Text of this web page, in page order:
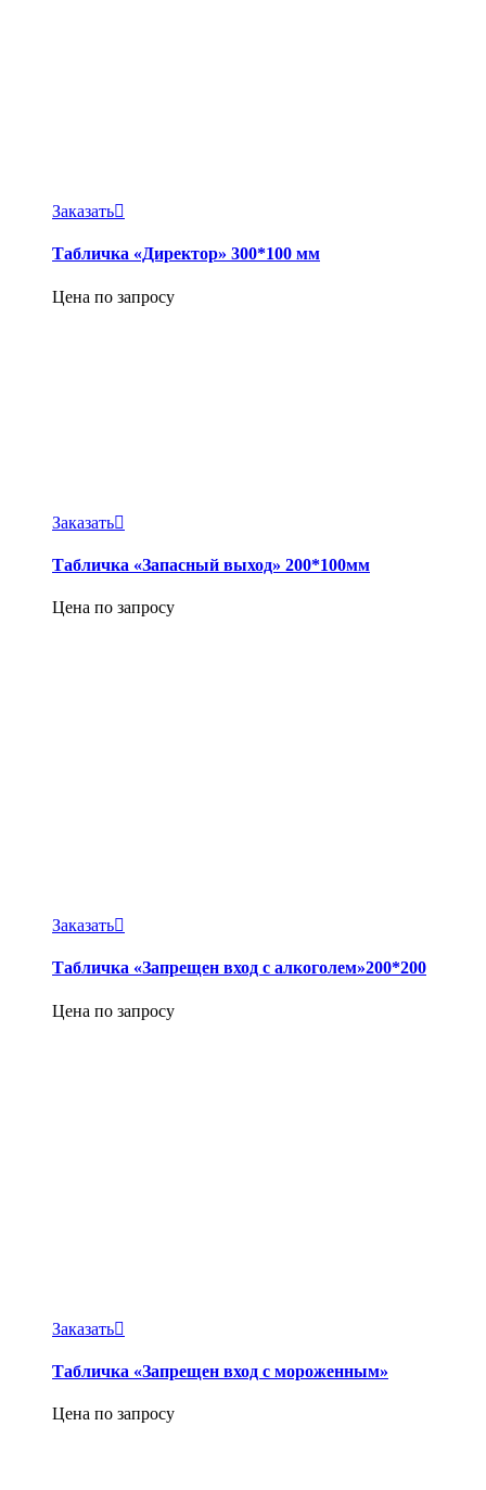
Заказать
Табличка «Директор» 300*100 мм
Цена по запросу
Заказать
Табличка «Запасный выход» 200*100мм
Цена по запросу
Заказать
Табличка «Запрещен вход с алкоголем»200*200
Цена по запросу
Заказать
Табличка «Запрещен вход с мороженным»
Цена по запросу